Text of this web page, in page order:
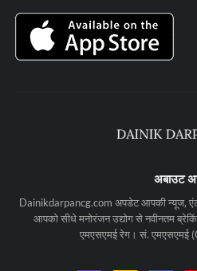
अबाउट
Dainikdarpancg.com अपडेट आपकी न्यूज,
आपको सीधे मनोरंजन उद्योग से नवीनतम
एमएसएमई रेग। सं.